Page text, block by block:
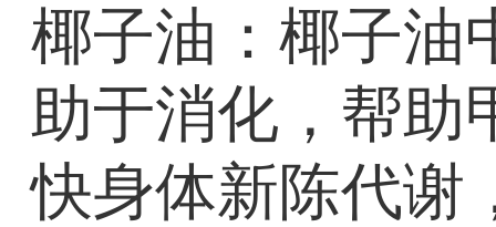
椰子油：椰子油
助于消化，帮助
快身体新陈代谢